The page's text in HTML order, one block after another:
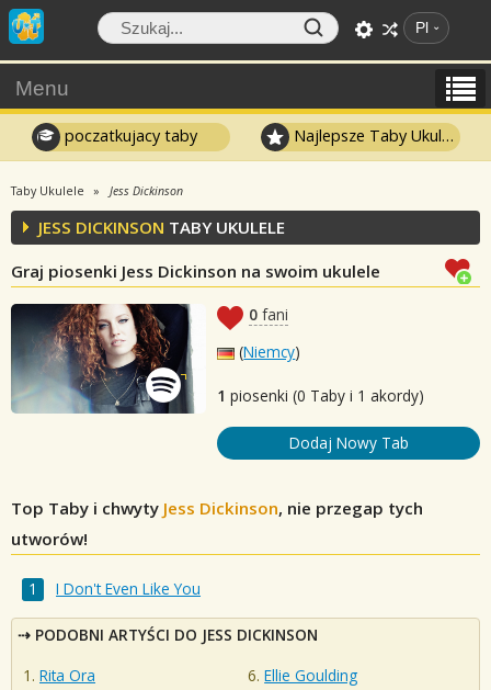
Pl
Menu
poczatkujacy taby Najlepsze Taby Ukulele
Taby Ukulele Jess Dickinson
JESS DICKINSON TABY UKULELE
Graj piosenki Jess Dickinson na swoim ukulele
0 fani
(Niemcy)
1 piosenki (0 Taby i 1 akordy)
Dodaj Nowy Tab
Top Taby i chwyty Jess Dickinson, nie przegap tych
utworów!
I Don't Even Like You
PODOBNI ARTYŚCI DO JESS DICKINSON
Rita Ora
Ellie Goulding